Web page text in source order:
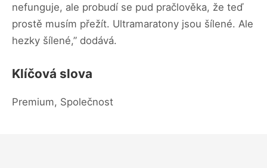
nefunguje, ale probudí se pud pračlověka, že teď
prostě musím přežít. Ultramaratony jsou šílené. Ale
hezky šílené,” dodává.
Klíčová slova
Premium, Společnost